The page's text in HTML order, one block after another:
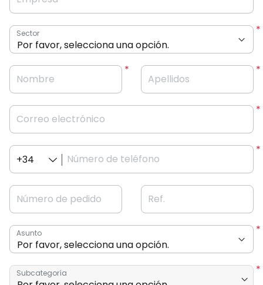
Sector
Nombre Apellidos
Correo electrónico
Número de teléfono
+34
Número de pedido Ref.
Asunto
Subcategoría